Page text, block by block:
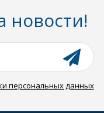
новости!
персональных данных